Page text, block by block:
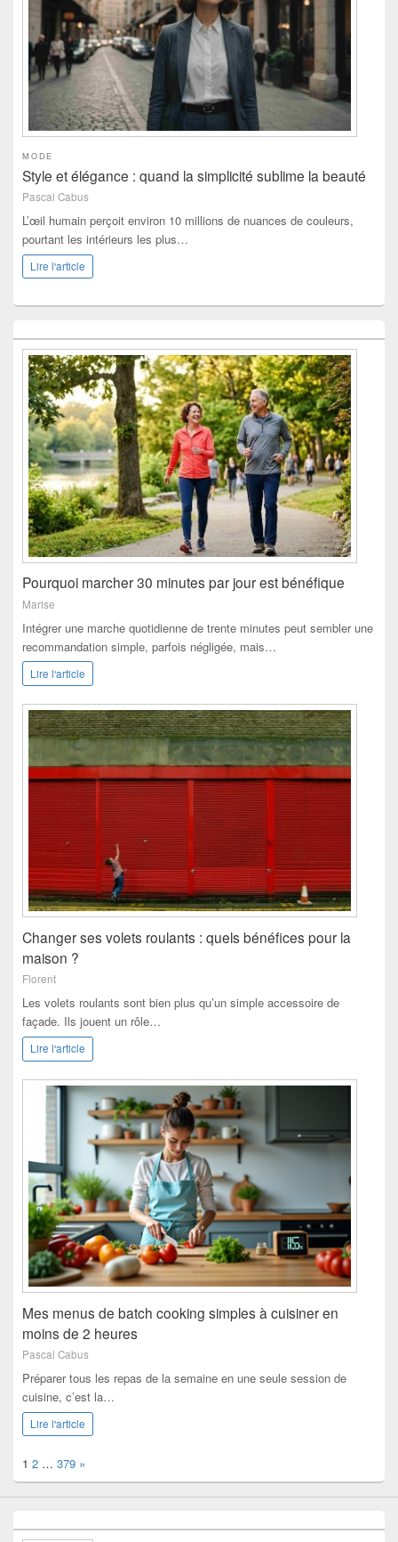
MODE
Style et élégance : quand la simplicité sublime la beauté
Pascal Cabus
L’œil humain perçoit environ 10 millions de nuances de couleurs,
pourtant les intérieurs les plus…
Lire l'article
Pourquoi marcher 30 minutes par jour est bénéfique
Marise
Intégrer une marche quotidienne de trente minutes peut sembler une
recommandation simple, parfois négligée, mais…
Lire l'article
Changer ses volets roulants : quels bénéfices pour la
maison ?
Florent
Les volets roulants sont bien plus qu’un simple accessoire de
façade. Ils jouent un rôle…
Lire l'article
Mes menus de batch cooking simples à cuisiner en
moins de 2 heures
Pascal Cabus
Préparer tous les repas de la semaine en une seule session de
cuisine, c’est la…
Lire l'article
Page:
1 2 … 379 Next
»